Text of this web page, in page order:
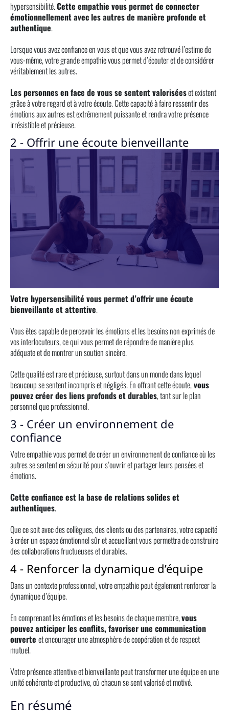
hypersensibilité.Cette empathie vous permet de connecter
émotionnellement avec les autres de manière profonde et
authentique.
Lorsque vous avez confiance en vous et que vous avez retrouvé l’estime de
vous-même, votre grande empathie vous permet d’écouter et de considérer
véritablement les autres.
Les personnes en face de vous se sentent valoriséeset existent
grâce à votre regard et à votre écoute. Cette capacité à faire ressentir des
émotions aux autres est extrêmement puissante et rendra votre présence
irrésistible et précieuse.
2 - Offrir une écoute bienveillante
Votre hypersensibilité vous permet d’offrir une écoute
bienveillante et attentive.
Vous êtes capable de percevoir les émotions et les besoins non exprimés de
vos interlocuteurs, ce qui vous permet de répondre de manière plus
adéquate et de montrer un soutien sincère.
Cette qualité est rare et précieuse, surtout dans un monde dans lequel
beaucoup se sentent incompris et négligés. En offrant cette écoute,vous
pouvez créer des liens profonds et durables, tant sur le plan
personnel que professionnel.
3 - Créer un environnement de
confiance
Votre empathie vous permet de créer un environnement de confiance où les
autres se sentent en sécurité pour s’ouvrir et partager leurs pensées et
émotions.
Cette confiance est la base de relations solides et
authentiques.
Que ce soit avec des collègues, des clients ou des partenaires, votre capacité
à créer un espace émotionnel sûr et accueillant vous permettra de construire
des collaborations fructueuses et durables.
4 - Renforcer la dynamique d’équipe
Dans un contexte professionnel, votre empathie peut également renforcer la
dynamique d’équipe.
En comprenant les émotions et les besoins de chaque membre,vous
pouvez anticiper les conflits, favoriser une communication
ouverte et encourager une atmosphère de coopération et de respect
mutuel.
Votre présence attentive et bienveillante peut transformer une équipe en une
unité cohérente et productive, où chacun se sent valorisé et motivé.
En résumé